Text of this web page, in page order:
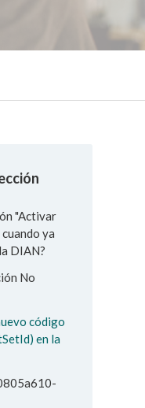
"Activar
ya
DIAN?
No
código
en la